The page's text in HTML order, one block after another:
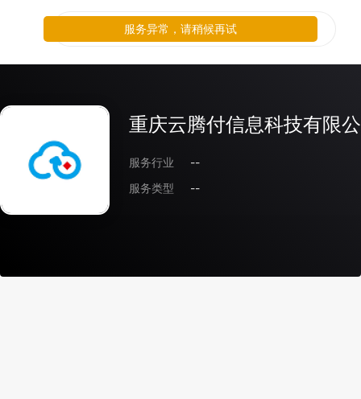
重庆云腾付信息科技有限
服务行业
--
服务类型
--
服务异常，请稍候再试